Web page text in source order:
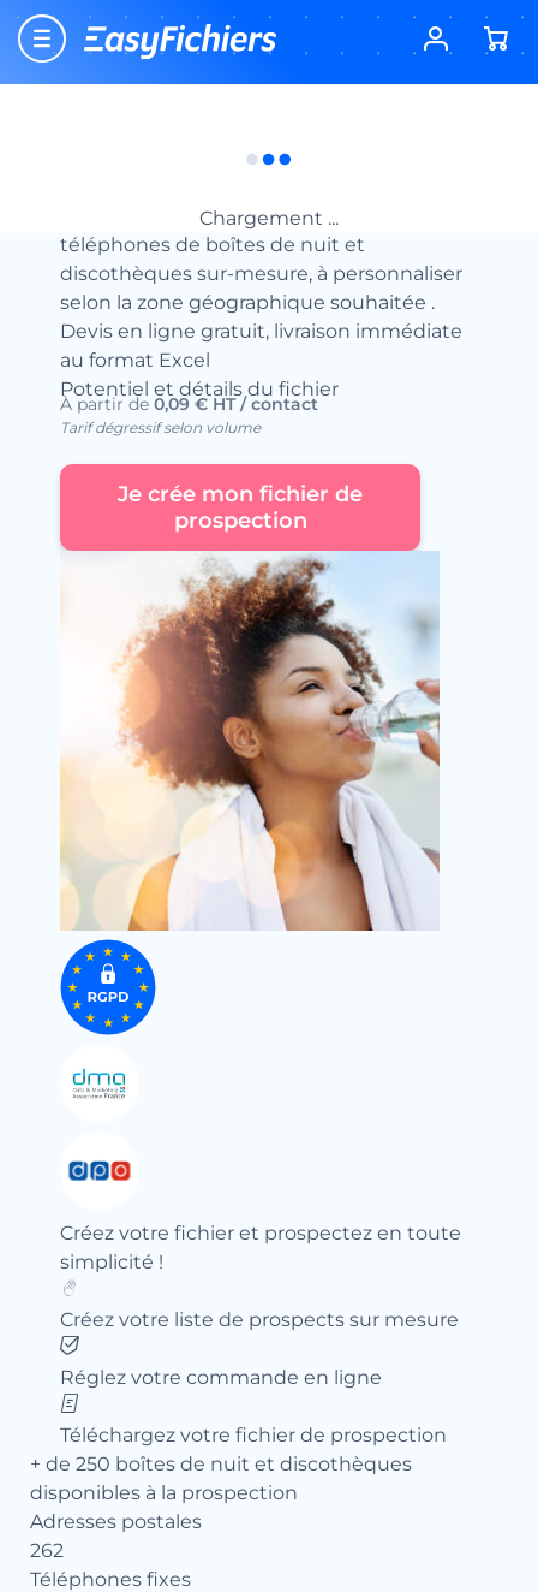
Chargement ...
Accueil
Fichiers d’entreprises
Achetez votre fichier d’adresses et
téléphones de boîtes de nuit et
discothèques sur-mesure, à personnaliser
selon la zone géographique souhaitée .
Devis en ligne gratuit, livraison immédiate
au format Excel
Potentiel et détails du fichier
À partir de 0,09 € HT / contact
Tarif dégressif selon volume
Je crée mon fichier de
prospection
Créez votre fichier et prospectez en toute
simplicité !
Créez votre liste de prospects sur mesure
Réglez votre commande en ligne
Téléchargez votre fichier de prospection
+ de 250 boîtes de nuit et discothèques
disponibles à la prospection
Adresses postales
262
Téléphones fixes